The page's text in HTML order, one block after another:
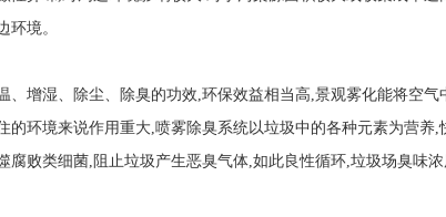
环境。
增湿、除尘、除臭的功效,环保效益相当高,景观雾化能将空
的环境来说作用重大,喷雾除臭系统以垃圾中的各种元素为营养
腐败类细菌,阻止垃圾产生恶臭气体,如此良性循环,垃圾场臭味